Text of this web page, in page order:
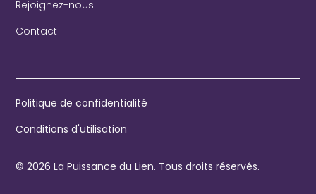
Rejoignez-nous
Contact
© 2026 La Puissance du Lien. Tous droits réservés.
Politique de confidentialité
Conditions d'utilisation